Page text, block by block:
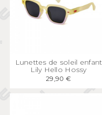
APERÇU RAPIDE
Lunettes de soleil enfant
Lily Hello Hossy
29,90 €